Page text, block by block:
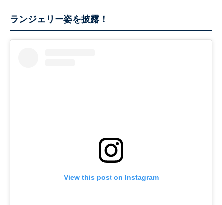
ランジェリー姿を披露！
View this post on Instagram